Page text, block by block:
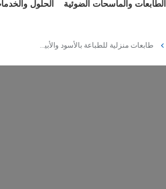
الطابعات والماسحات الضوئية الحلول
طابعات منزلية للطباعة بالأسود والأبيض